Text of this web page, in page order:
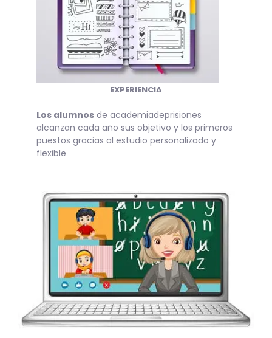
EXPERIENCIA
Los alumnos de academiadeprisiones
alcanzan cada año sus objetivo y los primeros
puestos gracias al estudio personalizado y
flexible